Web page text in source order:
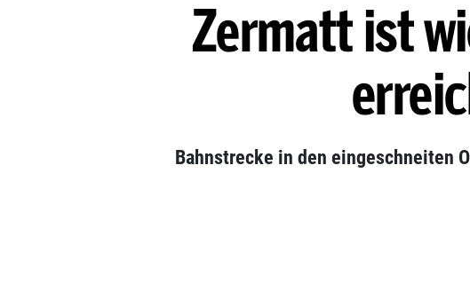
Zermatt ist
Bahnstrecke in den eingeschneiten